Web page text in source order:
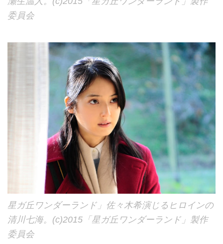
委員会
星ガ丘ワンダーランド」佐々木希演じるヒロインの
清川七海。(c)2015「星ガ丘ワンダーランド」製作
委員会